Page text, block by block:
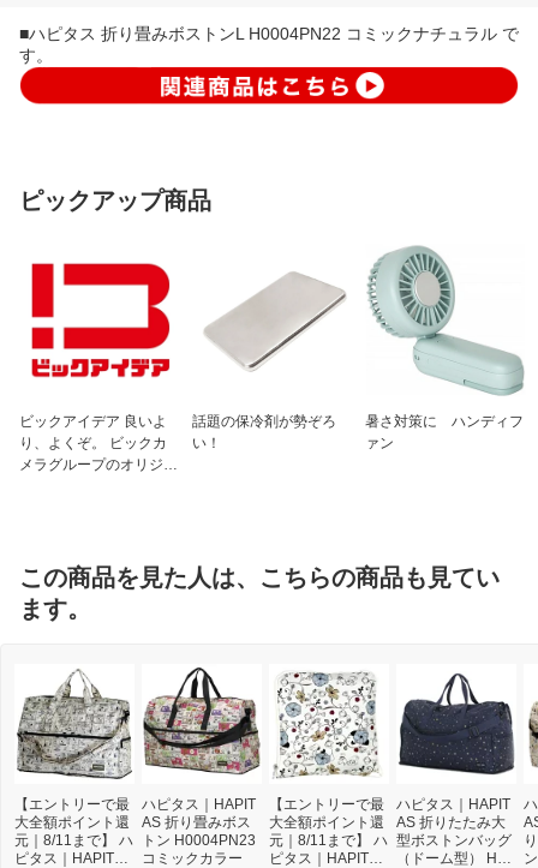
■ハピタス 折り畳みボストンL H0004PN22 コミックナチュラル で
す。
ピックアップ商品
ビックアイデア 良いよ
り、よくぞ。 ビックカ
メラグループのオリジナ
話題の保冷剤が勢ぞろ
い！
暑さ対策に ハンディフ
ァン
この商品を見た人は、こちらの商品も見てい
ます。
【エントリーで最
大全額ポイント還
元｜8/11まで】 ハ
ピタス｜HAPITAS
ハピタス｜HAPIT
AS 折り畳みボス
トン H0004PN23
コミックカラー
【エントリーで最
大全額ポイント還
元｜8/11まで】 ハ
ピタス｜HAPITAS
ハピタス｜HAPIT
AS 折りたたみ大
型ボストンバッグ
（ドーム型） H00